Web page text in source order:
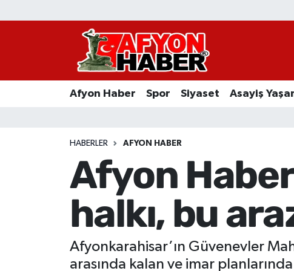
Afyon Haber Spor Siyaset Asayiş
HABERLER AFYON HABER
Afyon
halkı, bu
Afyonkarahisar’ın Güvenevler
arasında kalan ve imar
Afyon Haber
Asayiş Yaşam
Ekonomi